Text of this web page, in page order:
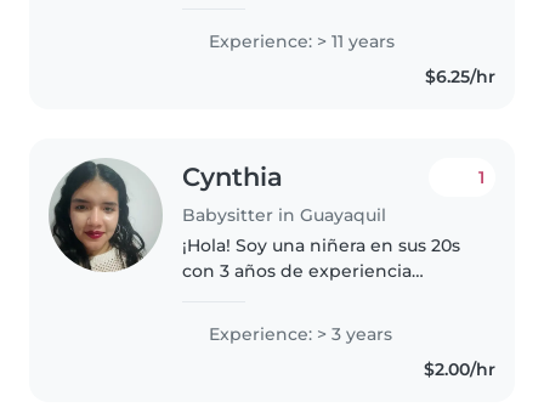
responsable, paciente y
amigable, y puedo ayudar a los
niños con tareas del hogar y..
Experience: > 11 years
$6.25/hr
Cynthia
Babysitter in Guayaquil
1
¡Hola! Soy una niñera en sus 20s
con 3 años de experiencia
y responsable, y tengo
Experience: > 3 years
$2.00/hr